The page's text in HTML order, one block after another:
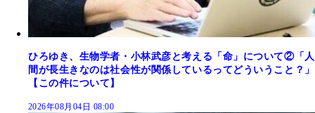
ひろゆき、生物学者・小林武彦と考える「命」について②「人
間が長生きなのは社会性が関係しているってどういうこと？」
【この件について】
2026年08月04日 08:00